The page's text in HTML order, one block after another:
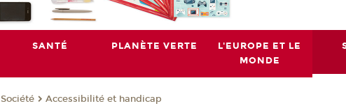
SANTÉ PLANÈTE VERTE
L'EUROPE ET LE
MONDE
Société Accessibilité et handicap